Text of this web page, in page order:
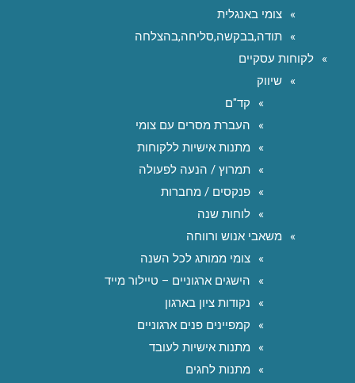
צומי באנגלית
תודה,בבקשה,סליחה,בהצלחה
לקוחות עסקיים
שיווק
קד"ם
העברת מסרים עם צומי
מתנות אישיות ללקוחות
תמרוץ / הנעה לפעולה
פנקסים / מחברות
לוחות שנה
משאבי אנוש ורווחה
צומי ממותג לכל השנה
הישגים ארגוניים – טיילור מייד
נקודות ציון בארגון
קמפיינים פנים ארגוניים
מתנות אישיות לעובד
מתנות לחגים